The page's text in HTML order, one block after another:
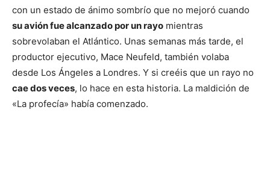
con un estado de ánimo sombrío que no mejoró cuando
su avión fue alcanzado por un rayo mientras
sobrevolaban el Atlántico. Unas semanas más tarde, el
productor ejecutivo, Mace Neufeld, también volaba
desde Los Ángeles a Londres. Y si creéis que un rayo no
cae dos veces, lo hace en esta historia. La maldición de
«La profecía» había comenzado.